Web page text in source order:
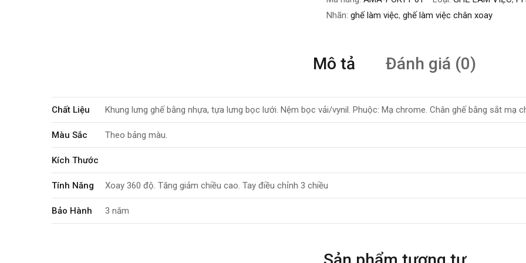
Nhãn: ghế làm việc, ghế làm việc chân xoay
Mô tả Đánh giá (0)
Chất Liệu Khung lưng ghế bằng nhựa, tựa lưng bọc lưới. Nệm bọc vải/vynil. Phuộc: Mạ chrome. Chân ghế bằng sắt mạ
Màu Sắc Theo bảng màu.
Kích Thước
Tính Năng Xoay 360 độ. Tăng giảm chiều cao. Tay điều chỉnh 3 chiều
Bảo Hành 3 năm